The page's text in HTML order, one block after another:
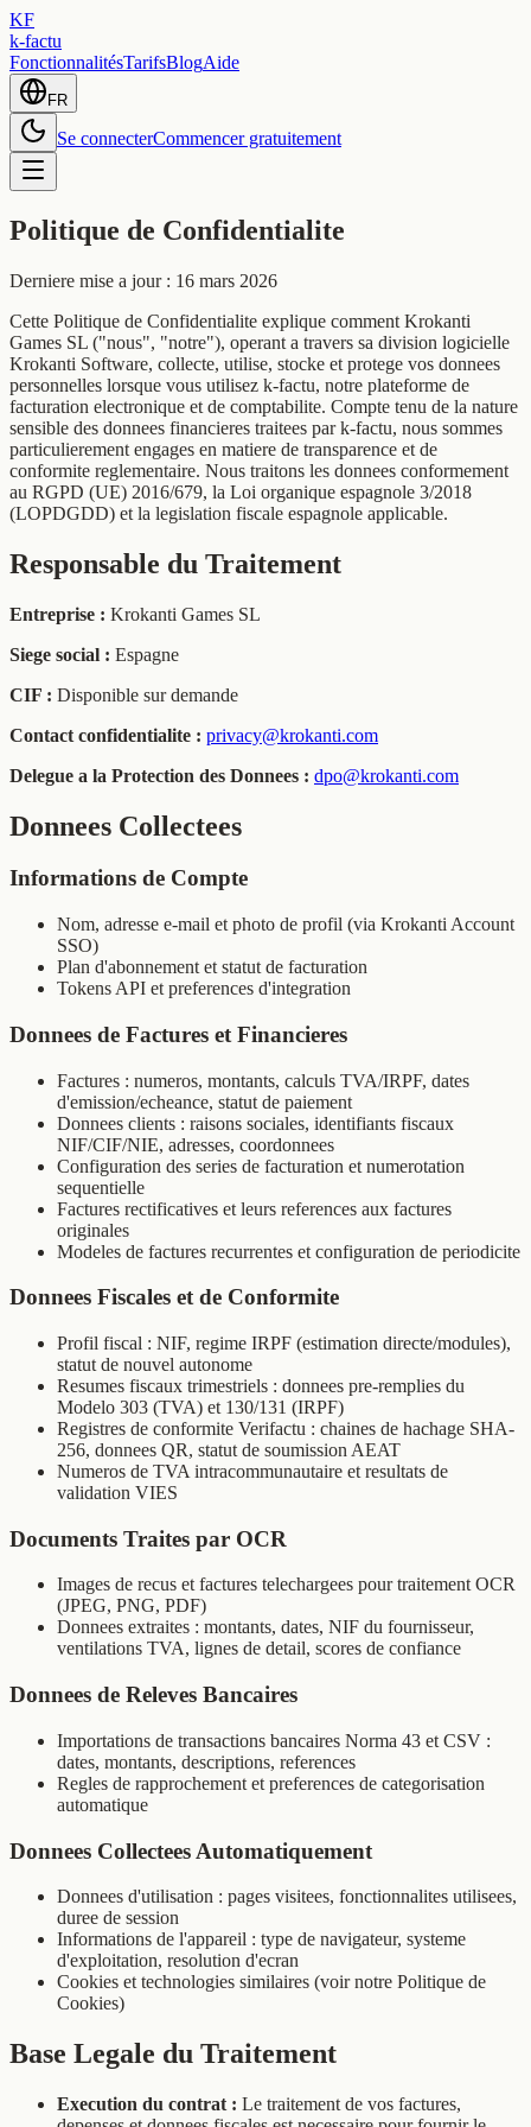
KF
k-factu
FonctionnalitésTarifsBlogAide
FR
Se connecterCommencer gratuitement
Politique de Confidentialite
Derniere mise a jour : 16 mars 2026
Cette Politique de Confidentialite explique comment Krokanti
Games SL ("nous", "notre"), operant a travers sa division logicielle
Krokanti Software, collecte, utilise, stocke et protege vos donnees
personnelles lorsque vous utilisez k-factu, notre plateforme de
facturation electronique et de comptabilite. Compte tenu de la nature
sensible des donnees financieres traitees par k-factu, nous sommes
particulierement engages en matiere de transparence et de
conformite reglementaire. Nous traitons les donnees conformement
au RGPD (UE) 2016/679, la Loi organique espagnole 3/2018
(LOPDGDD) et la legislation fiscale espagnole applicable.
Responsable du Traitement
Entreprise : Krokanti Games SL
Siege social : Espagne
CIF : Disponible sur demande
Contact confidentialite : privacy@krokanti.com
Delegue a la Protection des Donnees : dpo@krokanti.com
Donnees Collectees
Informations de Compte
Nom, adresse e-mail et photo de profil (via Krokanti Account
SSO)
Plan d'abonnement et statut de facturation
Tokens API et preferences d'integration
Donnees de Factures et Financieres
Factures : numeros, montants, calculs TVA/IRPF, dates
d'emission/echeance, statut de paiement
Donnees clients : raisons sociales, identifiants fiscaux
NIF/CIF/NIE, adresses, coordonnees
Configuration des series de facturation et numerotation
sequentielle
Factures rectificatives et leurs references aux factures
originales
Modeles de factures recurrentes et configuration de periodicite
Donnees Fiscales et de Conformite
Profil fiscal : NIF, regime IRPF (estimation directe/modules),
statut de nouvel autonome
Resumes fiscaux trimestriels : donnees pre-remplies du
Modelo 303 (TVA) et 130/131 (IRPF)
Registres de conformite Verifactu : chaines de hachage SHA-
256, donnees QR, statut de soumission AEAT
Numeros de TVA intracommunautaire et resultats de
validation VIES
Documents Traites par OCR
Images de recus et factures telechargees pour traitement OCR
(JPEG, PNG, PDF)
Donnees extraites : montants, dates, NIF du fournisseur,
ventilations TVA, lignes de detail, scores de confiance
Donnees de Releves Bancaires
Importations de transactions bancaires Norma 43 et CSV :
dates, montants, descriptions, references
Regles de rapprochement et preferences de categorisation
automatique
Donnees Collectees Automatiquement
Donnees d'utilisation : pages visitees, fonctionnalites utilisees,
duree de session
Informations de l'appareil : type de navigateur, systeme
d'exploitation, resolution d'ecran
Cookies et technologies similaires (voir notre Politique de
Cookies)
Base Legale du Traitement
Execution du contrat : Le traitement de vos factures,